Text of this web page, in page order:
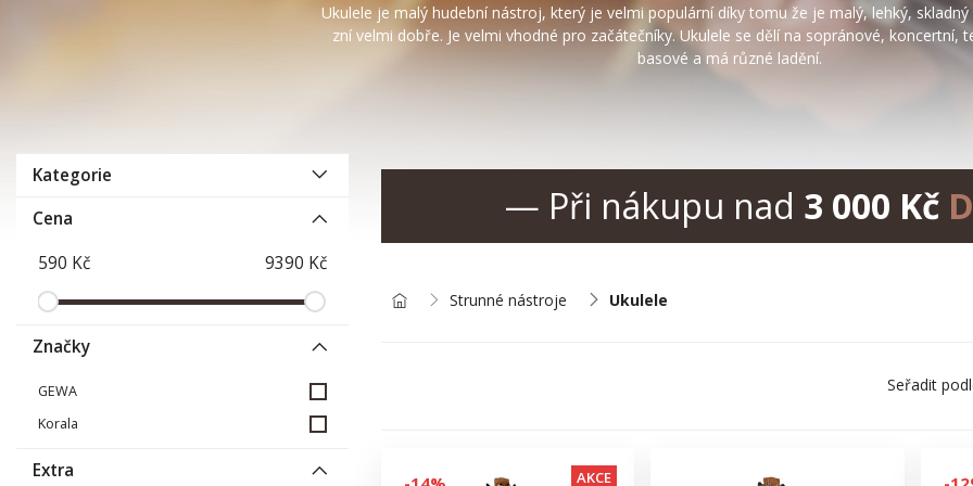
Ukulele je malý hudební nástroj, který je velmi populární díky tomu že je malý, lehký,
zní velmi dobře. Je velmi vhodné pro začátečníky. Ukulele se dělí na sopránové, koncertní,
basové a má různé ladění.
Kategorie
Cena
Značky
GEWA
Korala
Extra
— Při nákupu nad 3 000 Kč
Strunné nástroje Ukulele
Seřadit
AKCE